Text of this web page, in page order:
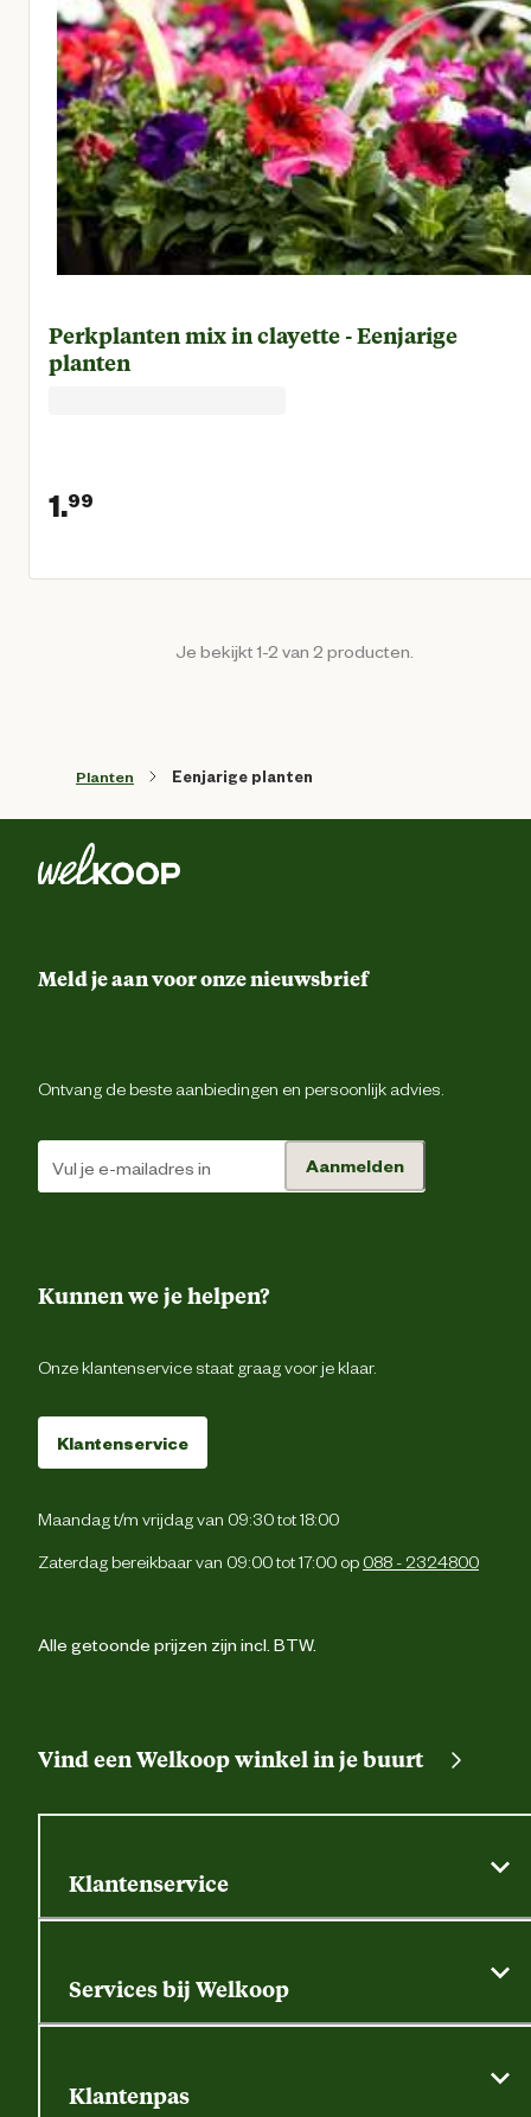
Perkplanten mix in clayette - Eenjarige
planten
1.99
Huidige prijs € 1,99
Je bekijkt 1-2 van 2 producten.
Planten Eenjarige planten
Meld je aan voor onze nieuwsbrief
Ontvang de beste aanbiedingen en persoonlijk advies.
Aanmelden
Kunnen we je helpen?
Onze klantenservice staat graag voor je klaar.
Klantenservice
Maandag t/m vrijdag van 09:30 tot 18:00
Zaterdag bereikbaar van 09:00 tot 17:00 op 088 - 2324800
Alle getoonde prijzen zijn incl. BTW.
Vind een Welkoop winkel in je buurt
Klantenservice
Contactformulier
Retouren, service en garantie
Services bij Welkoop
Klantenpas